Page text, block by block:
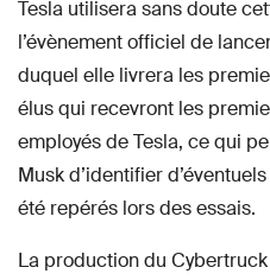
Tesla utilisera sans doute
l’évènement officiel de
duquel elle livrera les
élus qui recevront les
employés de Tesla, ce qui
Musk d’identifier
été repérés lors des essais.
La production du